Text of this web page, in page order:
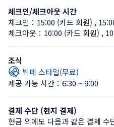
체크인/체크아웃 시간
체크인： 15:00 (카드 회원) ,
체크아웃： 10:00 (카드 회원) ,
조식
뷔페 스타일(무료)
제공 가능 시간：6:30 ~ 9:00
결제 수단 (현지 결제)
현금 외에도 다음과 같은 결제 수